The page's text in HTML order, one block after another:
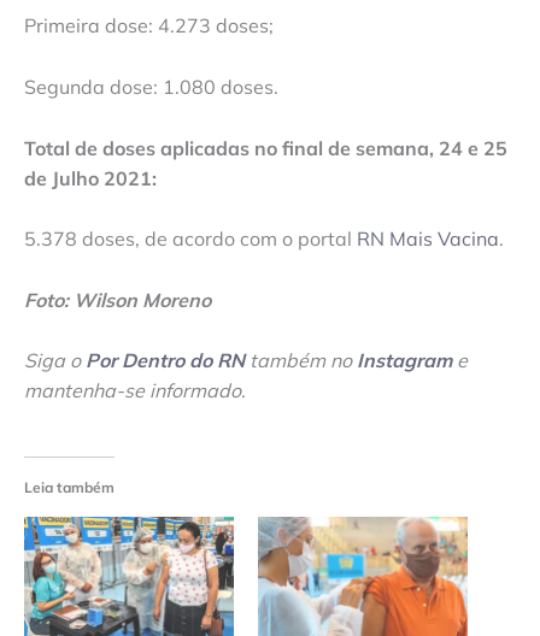
Primeira dose: 4.273 doses;
Segunda dose: 1.080 doses.
Total de doses aplicadas no final de semana, 24 e 25
de Julho 2021:
5.378 doses, de acordo com o portal RN Mais Vacina.
Foto: Wilson Moreno
Siga o Por Dentro do RNtambém no Instagrame
mantenha-se informado.
Leia também